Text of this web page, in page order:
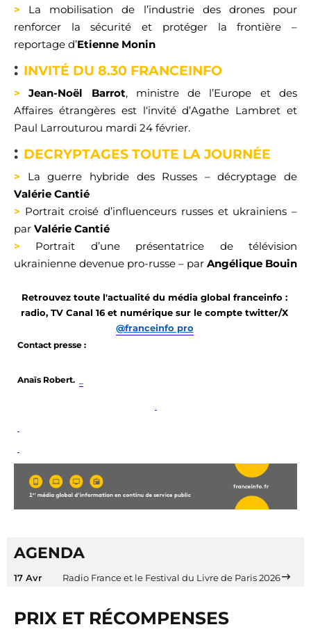
>
La mobilisation de l’industrie des drones pour
renforcer la sécurité et protéger la frontière
–
reportage d’Etienne Monin
: INVITÉ DU 8.30 FRANCEINFO
> Jean-Noël Barrot, ministre de l’Europe et des
Affaires étrangèresest l‘invité d’Agathe Lambret et
Paul Larrouturou mardi 24 février.
: DECRYPTAGES TOUTE LA JOURNÉE
> La guerre hybride des Russes –décryptage de
Valérie Cantié
> Portrait croisé d’influenceurs russes et ukrainiens –
par Valérie Cantié
> Portrait d’une présentatrice
de télévision
ukrainienne devenue pro-russe – par Angélique Bouin
Retrouvez toute l'actualité du média global franceinfo :
radio, TV Canal 16 et numérique sur le compte twitter/X
@franceinfo pro
Contact presse :
Anaïs Robert.
AGENDA
17 Avr Radio France et le Festival du Livre de Paris 2026
PRIX ET RÉCOMPENSES